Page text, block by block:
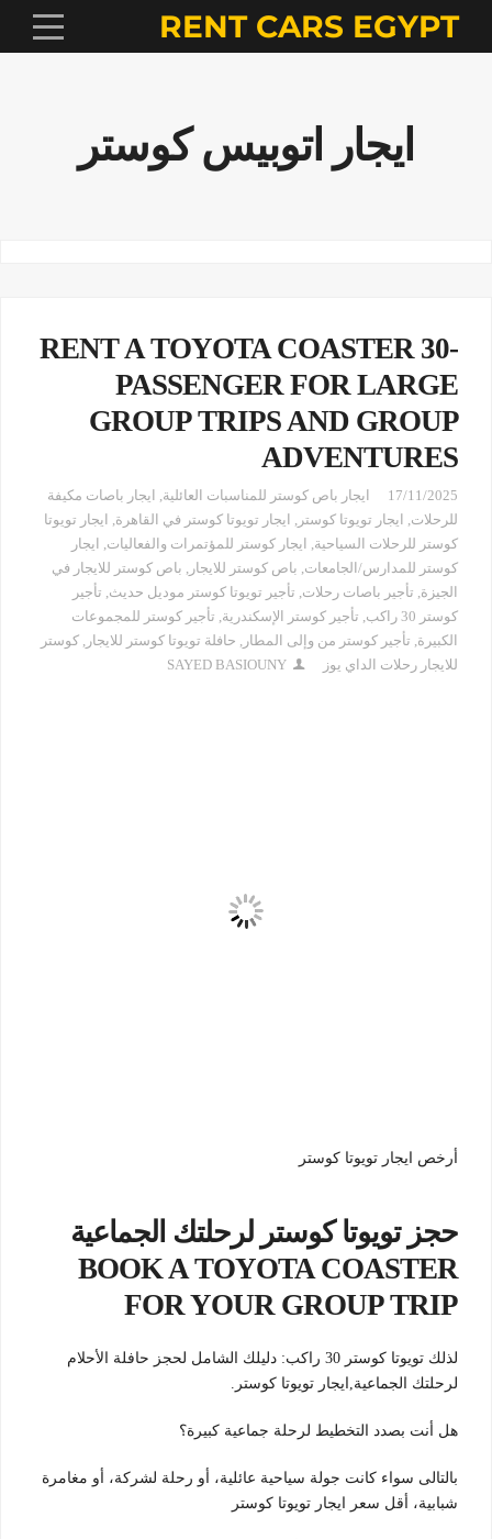
RENT CARS EGYPT
ايجار اتوبيس كوستر
RENT A TOYOTA COASTER 30-
PASSENGER FOR LARGE
GROUP TRIPS AND GROUP
ADVENTURES
17/11/2025 ايجار باص كوستر للمناسبات العائلية, ايجار باصات مكيفة
للرحلات, ايجار تويوتا كوستر , ايجار تويوتا كوستر في القاهرة, ايجار تويوتا
كوستر للرحلات السياحية, ايجار كوستر للمؤتمرات والفعاليات, ايجار
كوستر للمدارس/الجامعات, باص كوستر للايجار , باص كوستر للايجار في
الجيزة, تأجير باصات رحلات, تأجير تويوتا كوستر موديل حديث, تأجير
كوستر 30 راكب
, تأجير كوستر الإسكندرية, تأجير كوستر للمجموعات
الكبيرة, تأجير كوستر من وإلى المطار , حافلة تويوتا كوستر للايجار , كوستر
للايجار رحلات الداي يوز
SAYED BASIOUNY
أرخص ايجار تويوتا كوستر
حجز تويوتا كوستر لرحلتك الجماعية
BOOK A TOYOTA COASTER
FOR YOUR GROUP TRIP
لذلك تويوتا كوستر 30 راكب: دليلك الشامل لحجز حافلة الأحلام
لرحلتك الجماعية,ايجار تويوتا كوستر.
هل أنت بصدد التخطيط لرحلة جماعية كبيرة؟
بالتالى سواء كانت جولة سياحية عائلية، أو رحلة لشركة، أو مغامرة
شبابية، أقل سعر ايجار تويوتا كوستر